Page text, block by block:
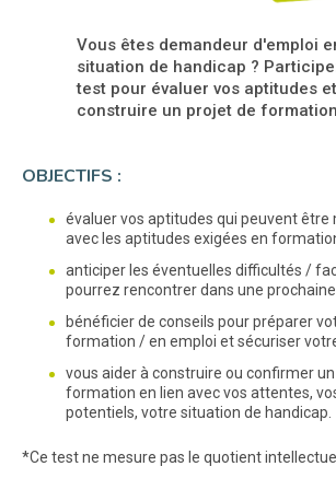
Vous êtes demandeur d'emploi
situation de handicap ?
test pour évaluer vos aptitudes et
construire un projet de
OBJECTIFS :
évaluer vos aptitudes qui peuvent être
avec les aptitudes exigées en
anticiper les éventuelles difficultés /
pourrez rencontrer dans une
bénéficier de conseils pour préparer
formation / en emploi et sécuriser
vous aider à construire ou confirmer
formation en lien avec vos attentes,
potentiels, votre situation de handicap.
*Ce test ne mesure pas le quotient intellectuel.